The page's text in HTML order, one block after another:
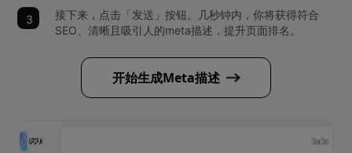
接下来，点击「发送」按钮。几秒钟内，你将获得符合
SEO、清晰且吸引人的meta描述，提升页面排名。
开始生成Meta描述